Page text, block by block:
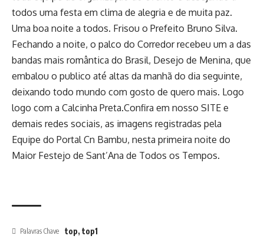
todos uma festa em clima de alegria e de muita paz.
Uma boa noite a todos. Frisou o Prefeito Bruno Silva.
Fechando a noite, o palco do Corredor recebeu um a das
bandas mais romântica do Brasil, Desejo de Menina, que
embalou o publico até altas da manhã do dia seguinte,
deixando todo mundo com gosto de quero mais. Logo
logo com a Calcinha Preta.Confira em nosso SITE e
demais redes sociais, as imagens registradas pela
Equipe do Portal Cn Bambu, nesta primeira noite do
Maior Festejo de Sant’Ana de Todos os Tempos.
Palavras Chave top, top1